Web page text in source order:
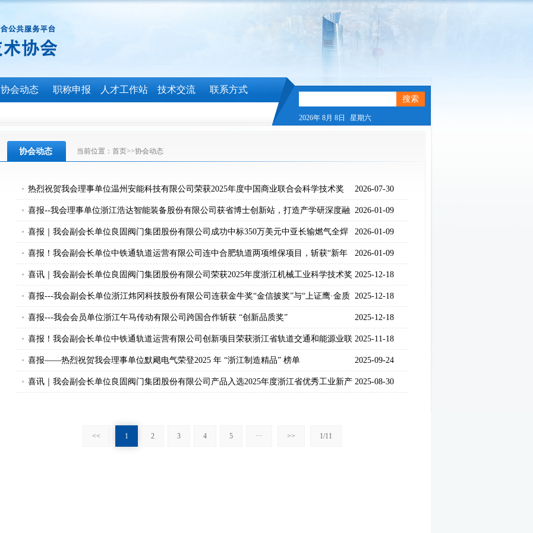
协会动态 职称申报 人才工作站 技术交流 联系方式
2026年 8月 8日 星期六
协会动态 当前位置： 首页>>协会动态
热烈祝贺我会理事单位温州安能科技有限公司荣获2025年度中国商业联合会科学技术奖 2026-07-30
喜报--我会理事单位浙江浩达智能装备股份有限公司获省博士创新站，打造产学研深度融
合新范式
2026-01-09
喜报｜我会副会长单位良固阀门集团股份有限公司成功中标350万美元中亚长输燃气全焊
接球阀订单
2026-01-09
喜报！我会副会长单位中铁通轨道运营有限公司连中合肥轨道两项维保项目，斩获“新年
开门红”
2026-01-09
喜讯｜我会副会长单位良固阀门集团股份有限公司荣获2025年度浙江机械工业科学技术奖
三等奖
2025-12-18
喜报---我会副会长单位浙江炜冈科技股份有限公司连获金牛奖“金信披奖”与“上证鹰·金质
量”奖两项大奖
2025-12-18
喜报---我会会员单位浙江午马传动有限公司跨国合作斩获 “创新品质奖” 2025-12-18
喜报！我会副会长单位中铁通轨道运营有限公司创新项目荣获浙江省轨道交通和能源业联
合会2025年度创新成果二等奖
2025-11-18
喜报——热烈祝贺我会理事单位默飓电气荣登2025 年 “浙江制造精品” 榜单 2025-09-24
喜讯｜我会副会长单位良固阀门集团股份有限公司产品入选2025年度浙江省优秀工业新产 2025-08-30
<< 1 2 3 4 5 ··· >> 1/11